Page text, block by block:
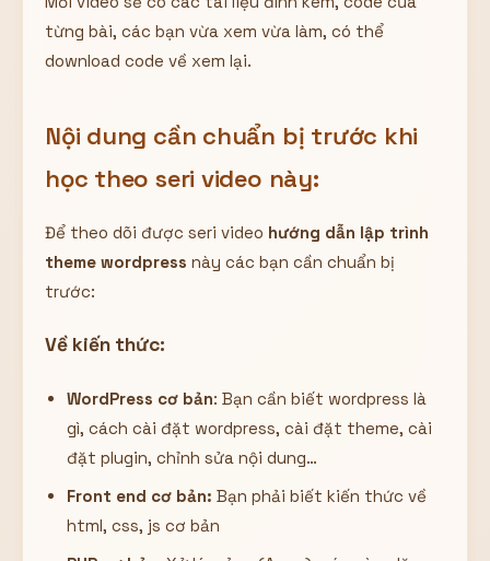
từng bài, các bạn vừa xem vừa làm, có thể
download code về xem lại.
Nội dung cần chuẩn bị trước khi
học theo seri video này:
Để theo dõi được seri video hướng dẫn lập trình
theme wordpress này các bạn cần chuẩn bị
trước:
Về kiến thức:
WordPress cơ bản: Bạn cần biết wordpress là
gì, cách cài đặt wordpress, cài đặt theme, cài
đặt plugin, chỉnh sửa nội dung…
Front end cơ bản: Bạn phải biết kiến thức về
html, css, js cơ bản